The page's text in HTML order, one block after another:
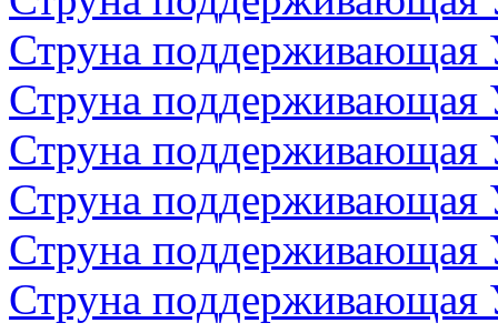
Струна
Струна
Струна
Струна
Струна
Струна